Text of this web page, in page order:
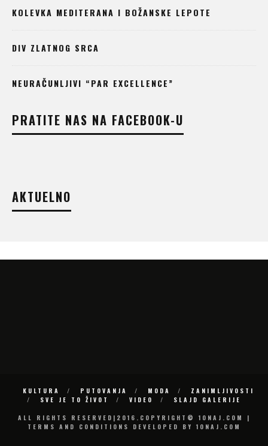
KOLEVKA MEDITERANA I BOŽANSKE LEPOTE
DIV ZLATNOG SRCA
NEURAČUNLJIVI “PAR EXCELLENCE”
PRATITE NAS NA FACEBOOK-U
AKTUELNO
KULTURA PUTOVANJA MODA
ZANIMLJIVOSTI
SVE JE TO ŽIVOT
VIDEO
SLAJD GALERIJE
ALL RIGHTS RESERVED|2016.COPYRIGHT© 10NAJ.COM |
TERMS AND CONDITIONS DEVELOPED BY 10NAJ.COM